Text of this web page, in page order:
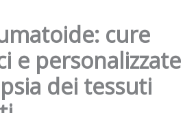
cure
e personalizzate
dei tessuti